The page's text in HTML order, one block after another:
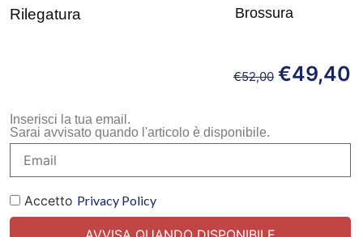
Rilegatura Brossura
€52,00 €49,40
Inserisci la tua email.
Sarai avvisato quando l'articolo è disponibile.
Accetto Privacy Policy